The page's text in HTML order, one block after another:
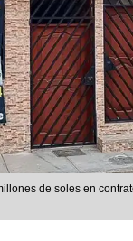
de soles en